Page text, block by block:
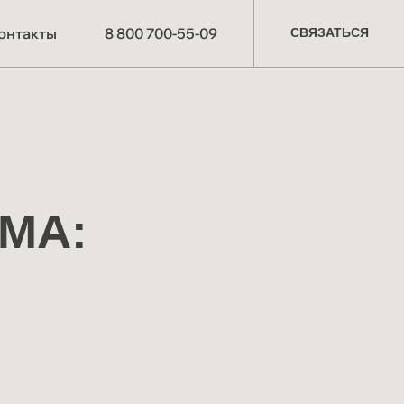
8 800 700-55-09 СВЯЗАТЬСЯ
Схема работы